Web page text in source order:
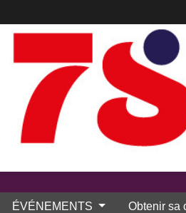
ÉVÉNEMENTS Obtenir sa